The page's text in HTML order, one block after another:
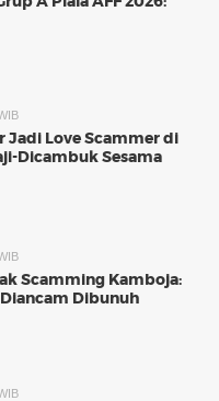
Jadi Love Scammer di
Dicambuk Sesama
Scamming Kamboja:
Dibunuh